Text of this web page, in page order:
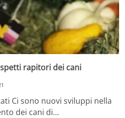
rapitori dei cani
Ci sono nuovi sviluppi nella
dei cani di…